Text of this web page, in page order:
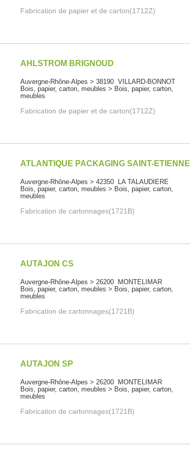
Fabrication de papier et de carton(1712Z)
AHLSTROM BRIGNOUD
Auvergne-Rhône-Alpes > 38190 VILLARD-BONNOT
Bois, papier, carton, meubles > Bois, papier, carton,
meubles
Fabrication de papier et de carton(1712Z)
ATLANTIQUE PACKAGING SAINT-ETIENNE
Auvergne-Rhône-Alpes > 42350 LA TALAUDIERE
Bois, papier, carton, meubles > Bois, papier, carton,
meubles
Fabrication de cartonnages(1721B)
AUTAJON CS
Auvergne-Rhône-Alpes > 26200 MONTELIMAR
Bois, papier, carton, meubles > Bois, papier, carton,
meubles
Fabrication de cartonnages(1721B)
AUTAJON SP
Auvergne-Rhône-Alpes > 26200 MONTELIMAR
Bois, papier, carton, meubles > Bois, papier, carton,
meubles
Fabrication de cartonnages(1721B)